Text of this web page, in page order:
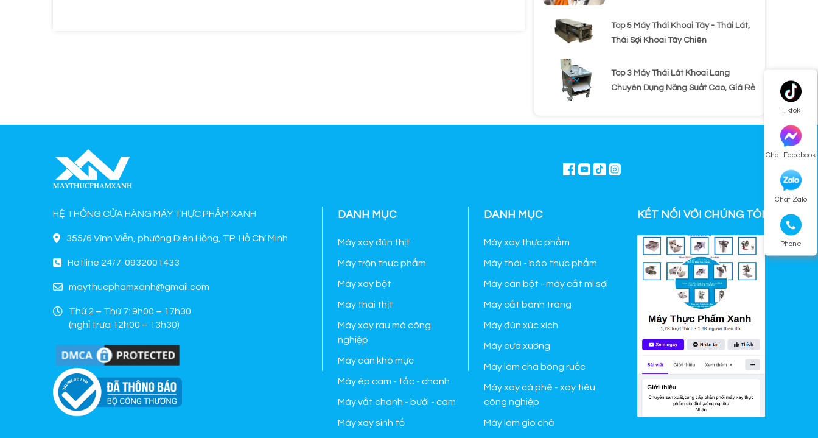
Tiktok
Chat Facebook
Chat Zalo
Phone
Top 5 Máy Thái Khoai Tây - Thái Lát,
Thái Sợi Khoai Tây Chiên
Top 3 Máy Thái Lát Khoai Lang
Chuyên Dụng Năng Suất Cao, Giá Rẻ
HỆ THỐNG CỬA HÀNG MÁY THỰC PHẨM XANH
355/6 Vĩnh Viễn, phường Diên Hồng, TP. Hồ Chí Minh
Hotline 24/7: 0932001433
maythucphamxanh@gmail.com
Thứ 2 – Thứ 7: 9h00 – 17h30
(nghỉ trưa 12h00 – 13h30)
DANH MỤC
Máy xay đùn thịt
Máy trộn thực phẩm
Máy xay bột
Máy thái thịt
Máy xay rau má công
nghiệp
Máy cán khô mực
Máy ép cam - tắc - chanh
Máy vắt chanh - bưởi - cam
Máy xay sinh tố
DANH MỤC
Máy xay thực phẩm
Máy thái - bào thực phẩm
Máy cán bột - máy cắt mì sợi
Máy cắt bánh tráng
Máy đùn xúc xích
Máy cưa xương
Máy làm chà bông ruốc
Máy xay cà phê - xay tiêu
công nghiệp
Máy làm giò chả
KẾT NỐI VỚI CHÚNG TÔI